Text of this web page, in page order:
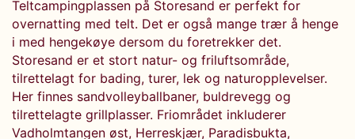
Teltcampingplassen på Storesand er perfekt for
overnatting med telt. Det er også mange trær å henge
i med hengekøye dersom du foretrekker det.
Storesand er et stort natur- og friluftsområde,
tilrettelagt for bading, turer, lek og naturopplevelser.
Her finnes sandvolleyballbaner, buldrevegg og
tilrettelagte grillplasser. Friområdet inkluderer
Vadholmtangen øst, Herreskjær, Paradisbukta,